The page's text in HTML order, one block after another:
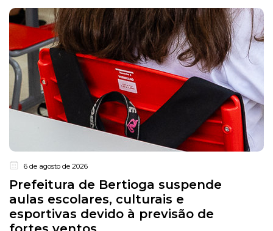
6 de agosto de 2026
Prefeitura de Bertioga suspende
aulas escolares, culturais e
esportivas devido à previsão de